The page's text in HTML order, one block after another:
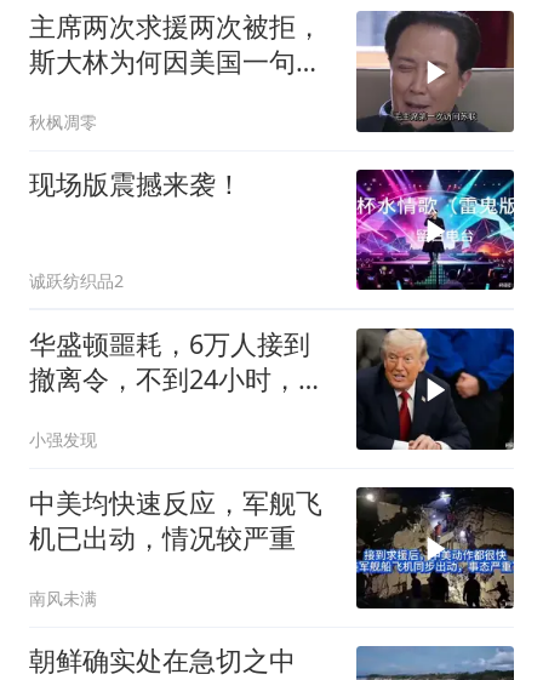
主席两次求援两次被拒，
斯大林为何因美国一句话
秋枫凋零
现场版震撼来袭！
诚跃纺织品2
华盛顿噩耗，6万人接到
撤离令，不到24小时，特
小强发现
中美均快速反应，军舰飞
机已出动，情况较严重
南风未满
朝鲜确实处在急切之中